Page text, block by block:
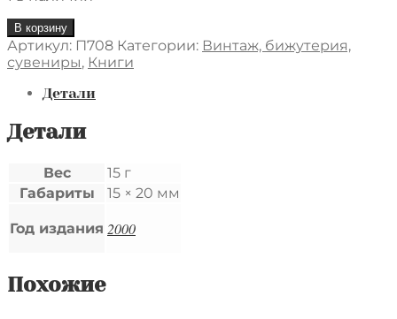
Количество
товара
Кулон
золотистого
и
перламутровых
эффектом
глаз"
на
шнурке.
В корзину
Артикул: П708 Категории: Винтаж, бижутерия,
сувениры, Книги
Детали
Детали
Вес
15 г
Габариты
15 × 20 мм
Год издания 2000
Похожие